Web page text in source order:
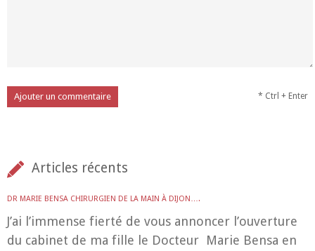
* Ctrl + Enter
Articles récents
DR MARIE BENSA CHIRURGIEN DE LA MAIN À DIJON….
J’ai l’immense fierté de vous annoncer l’ouverture
du cabinet de ma fille le Docteur Marie Bensa en